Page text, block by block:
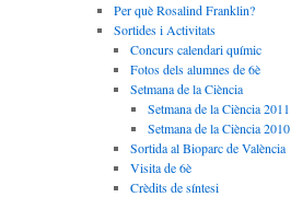
Per què Rosalind Franklin?
Sortides i Activitats
Concurs calendari químic
Fotos dels alumnes de 6è
Setmana de la Ciència
Setmana de la Ciència 2011
Setmana de la Ciència 2010
Sortida al Bioparc de València
Visita de 6è
Crèdits de síntesi